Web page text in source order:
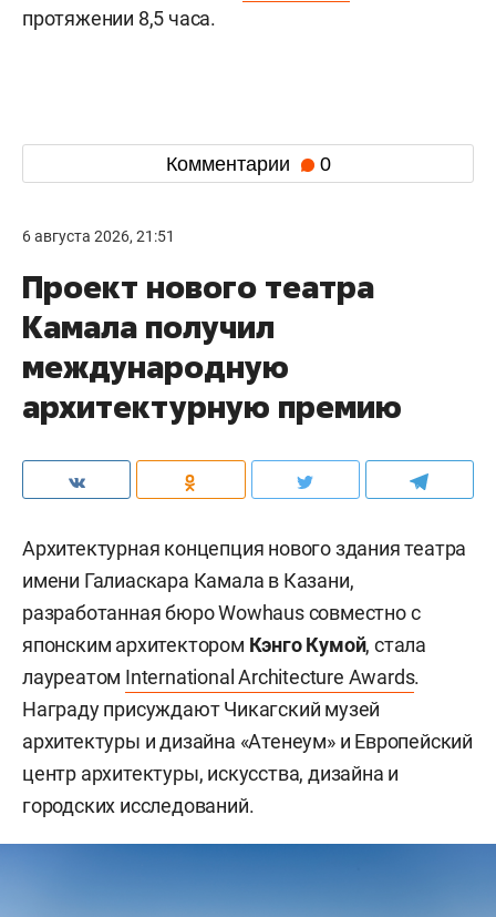
протяжении 8,5 часа.
Комментарии 0
6 августа 2026, 21:51
Проект нового театра
Камала получил
международную
архитектурную премию
Архитектурная концепция нового здания театра
имени Галиаскара Камала в Казани,
разработанная бюро Wowhaus совместно с
японским архитектором Кэнго Кумой, стала
лауреатом International Architecture Awards.
Награду присуждают Чикагский музей
архитектуры и дизайна «Атенеум» и Европейский
центр архитектуры, искусства, дизайна и
городских исследований.